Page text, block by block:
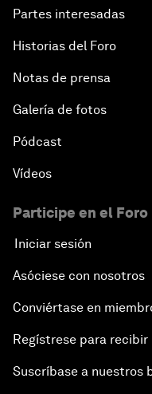
Partes interesadas
Historias del Foro
Notas de prensa
Galería de fotos
Pódcast
Vídeos
Participe en el Foro
Iniciar sesión
Asóciese con nosotros
Conviértase en
Regístrese para
Suscríbase a nuestros